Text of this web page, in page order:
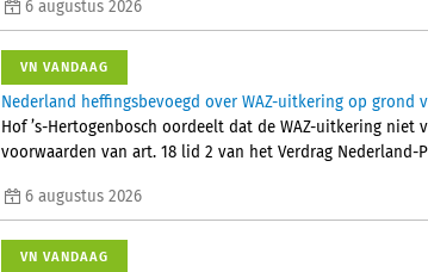
6 augustus 2026
VN VANDAAG
Nederland heffingsbevoegd over WAZ-uitkering op grond
Hof ’s-Hertogenbosch oordeelt dat de WAZ-uitkering
voorwaarden van art. 18 lid 2 van het Verdrag
6 augustus 2026
VN VANDAAG